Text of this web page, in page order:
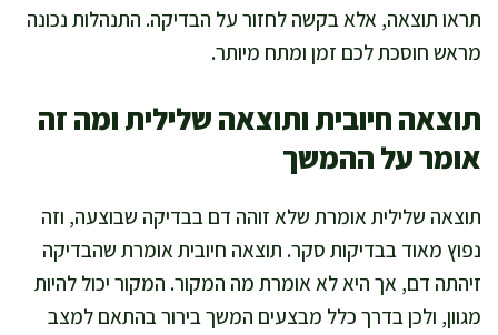
תראו תוצאה, אלא בקשה לחזור על הבדיקה. התנהלות נכונה
מראש חוסכת לכם זמן ומתח מיותר.
תוצאה חיובית ותוצאה שלילית ומה זה
אומר על ההמשך
תוצאה שלילית אומרת שלא זוהה דם בבדיקה שבוצעה, וזה
נפוץ מאוד בבדיקות סקר. תוצאה חיובית אומרת שהבדיקה
זיהתה דם, אך היא לא אומרת מה המקור. המקור יכול להיות
מגוון, ולכן בדרך כלל מבצעים המשך בירור בהתאם למצב